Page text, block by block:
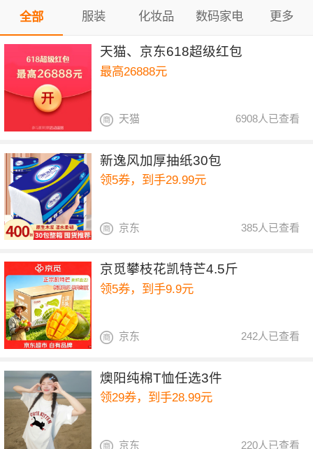
全部 服装 化妆品 数码家电 更多
天猫、京东618超级红包
最高26888元
6908人已查看
天猫
新逸风加厚抽纸30包
领5券，到手29.99元
385人已查看
京东
京觅攀枝花凯特芒4.5斤
领5券，到手9.9元
242人已查看
京东
燠阳纯棉T恤任选3件
领29券，到手28.99元
220人已查看
京东